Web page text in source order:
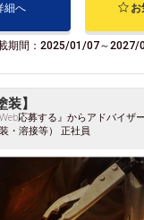
細へ お
期間：2025/01/07～2027/
装】
応募する』からアドバイザ
・溶接等） 正社員